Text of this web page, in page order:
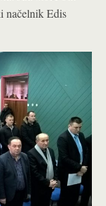
načelnik Edis